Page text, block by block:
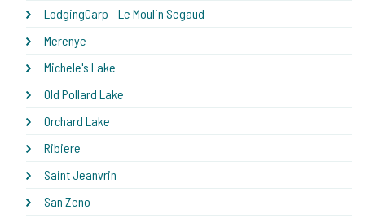
LodgingCarp - Le Moulin Segaud
Merenye
Michele's Lake
Old Pollard Lake
Orchard Lake
Ribiere
Saint Jeanvrin
San Zeno